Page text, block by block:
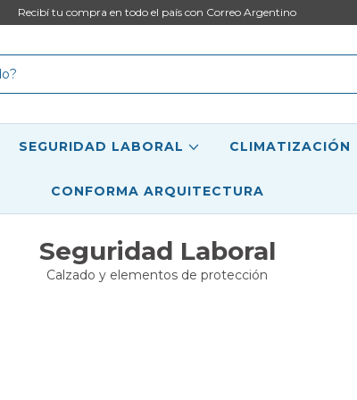
Recibí tu compra en todo el país con Correo Argentino
SEGURIDAD LABORAL CLIMATIZACIÓN
CONFORMA ARQUITECTURA
Seguridad Laboral
Calzado y elementos de protección